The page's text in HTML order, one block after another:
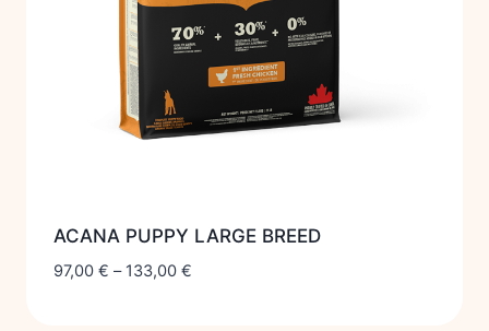
ACANA PUPPY LARGE BREED
97,00 € – 133,00 €